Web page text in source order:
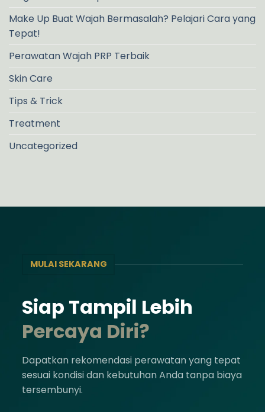
Make Up Buat Wajah Bermasalah? Pelajari Cara yang
Tepat!
Perawatan Wajah PRP Terbaik
Skin Care
Tips & Trick
Treatment
Uncategorized
MULAI SEKARANG
Siap Tampil Lebih
Percaya Diri?
Dapatkan rekomendasi perawatan yang tepat
sesuai kondisi dan kebutuhan Anda tanpa biaya
tersembunyi.